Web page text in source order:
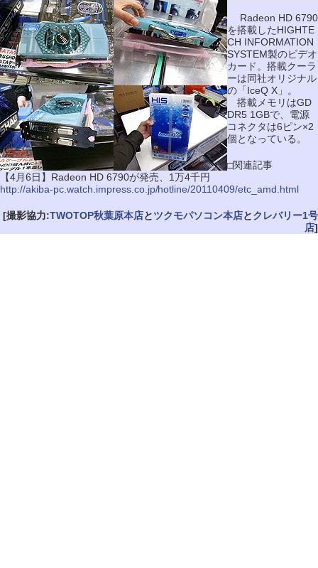
Radeon HD 6790
を搭載したHIGHTE
CH INFORMATION
SYSTEM製のビデオ
カード。搭載クーラ
ーは同社オリジナル
の「IceQ X」。
搭載メモリはGD
DR5 1GBで、電源
コネクタは6ピン×2
個となっている。
□関連記事
【4月6日】Radeon HD 6790が発売、1万4千円
http://akiba-pc.watch.impress.co.jp/hotline/20110409/etc_amd.html
[撮影協力:TWOTOP秋葉原本店とツクモパソコン本店とクレバリー1号
店]